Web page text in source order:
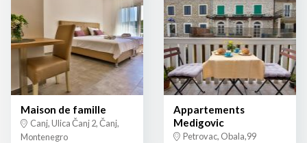
Maison de famille
Canj, Ulica Čanj 2, Čanj,
Montenegro
Appartements
Medigovic
Petrovac, Obala,99